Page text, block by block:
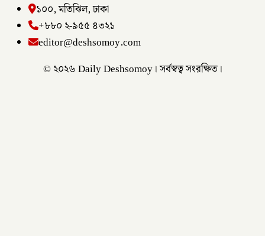
১০০, মতিঝিল, ঢাকা
+৮৮০ ২-৯৫৫ ৪৩২১
editor@deshsomoy.com
© ২০২৬ Daily Deshsomoy। সর্বস্বত্ব সংরক্ষিত।